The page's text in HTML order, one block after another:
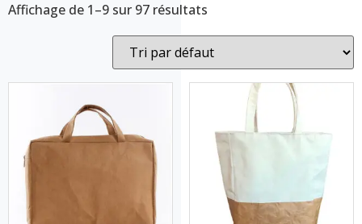
Affichage de 1–9 sur 97 résultats